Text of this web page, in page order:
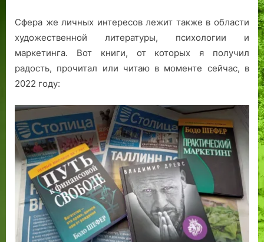
Сфера же личных интересов лежит также в области
художественной литературы, психологии и
маркетинга. Вот книги, от которых я получил
радость, прочитал или читаю в моменте сейчас, в
2022 году: